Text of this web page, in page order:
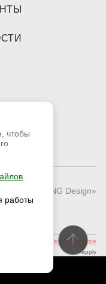
© 2026 «RNG Design»
Terms of Service
apply
чтобы
работы